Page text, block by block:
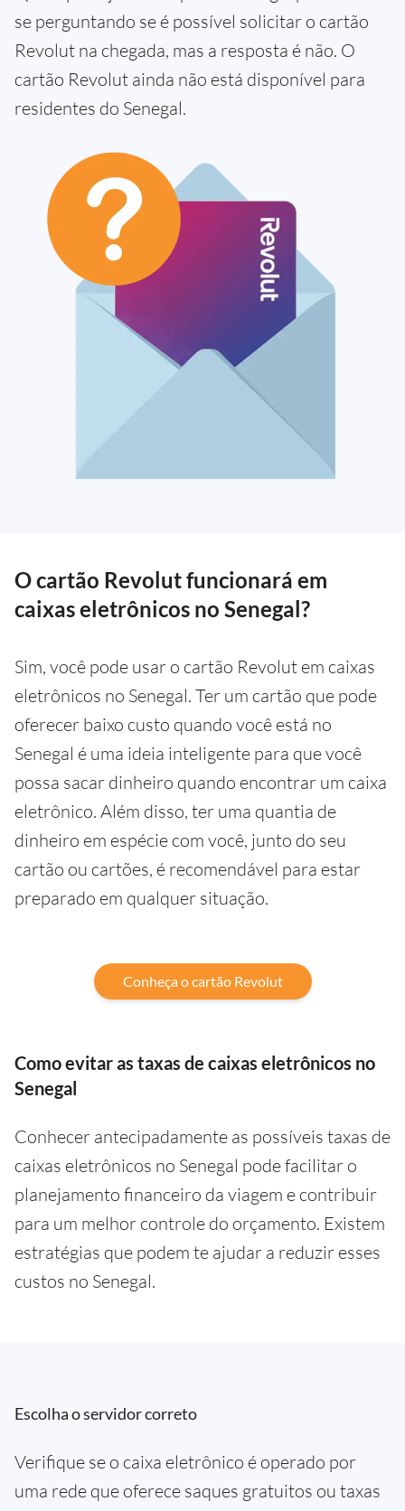
se perguntando se é possível solicitar o cartão
Revolut na chegada, mas a resposta é não. O
cartão Revolut ainda não está disponível para
residentes do Senegal.
O cartão Revolut funcionará em
caixas eletrônicos no Senegal?
Sim, você pode usar o cartão Revolut em caixas
eletrônicos no Senegal. Ter um cartão que pode
oferecer baixo custo quando você está no
Senegal é uma ideia inteligente para que você
possa sacar dinheiro quando encontrar um caixa
eletrônico. Além disso, ter uma quantia de
dinheiro em espécie com você, junto do seu
cartão ou cartões, é recomendável para estar
preparado em qualquer situação.
Conheça o cartão Revolut
Como evitar as taxas de caixas eletrônicos no
Senegal
Conhecer antecipadamente as possíveis taxas de
caixas eletrônicos no Senegal pode facilitar o
planejamento financeiro da viagem e contribuir
para um melhor controle do orçamento. Existem
estratégias que podem te ajudar a reduzir esses
custos no Senegal.
Escolha o servidor correto
Verifique se o caixa eletrônico é operado por
uma rede que oferece saques gratuitos ou taxas